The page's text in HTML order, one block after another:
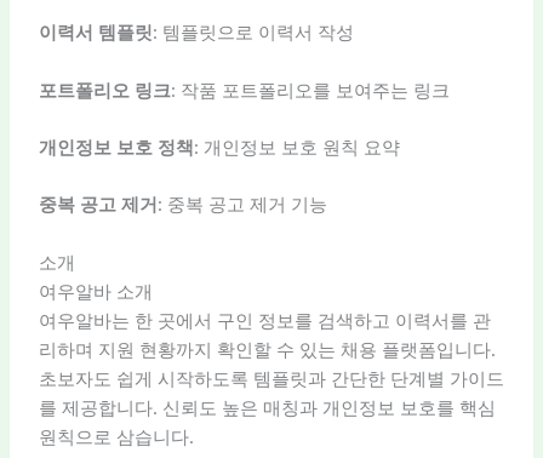
이력서 템플릿: 템플릿으로 이력서 작성
포트폴리오 링크: 작품 포트폴리오를 보여주는 링크
개인정보 보호 정책 : 개인정보 보호 원칙 요약
중복 공고 제거 : 중복 공고 제거 기능
소개
여우알바 소개
여우알바는 한 곳에서 구인 정보를 검색하고 이력서를 관
리하며 지원 현황까지 확인할 수 있는 채용 플랫폼입니다.
초보자도 쉽게 시작하도록 템플릿과 간단한 단계별 가이드
를 제공합니다. 신뢰도 높은 매칭과 개인정보 보호를 핵심
원칙으로 삼습니다.